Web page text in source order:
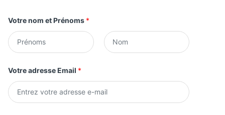
Votre nom et Prénoms *
é
o
m
Votre adresse Email *